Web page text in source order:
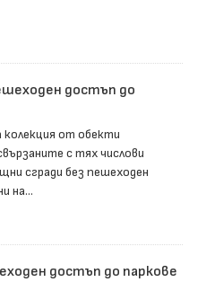
достъп до
от обекти
с тях числови
сгради без пешеходен
на...
достъп до паркове